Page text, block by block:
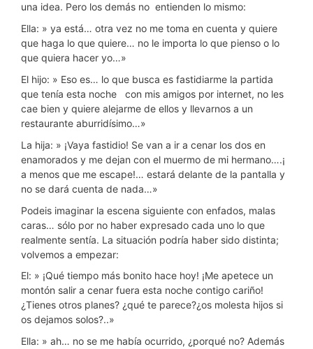
una idea. Pero los demás no entienden lo mismo:
Ella: » ya está… otra vez no me toma en cuenta y quiere
que haga lo que quiere… no le importa lo que pienso o lo
que quiera hacer yo…»
El hijo: » Eso es… lo que busca es fastidiarme la partida
que tenía esta noche con mis amigos por internet, no les
cae bien y quiere alejarme de ellos y llevarnos a un
restaurante aburridísimo…»
La hija: » ¡Vaya fastidio! Se van a ir a cenar los dos en
enamorados y me dejan con el muermo de mi hermano….¡
a menos que me escape!… estará delante de la pantalla y
no se dará cuenta de nada…»
Podeis imaginar la escena siguiente con enfados, malas
caras… sólo por no haber expresado cada uno lo que
realmente sentía. La situación podría haber sido distinta;
volvemos a empezar:
El: » ¡Qué tiempo más bonito hace hoy! ¡Me apetece un
montón salir a cenar fuera esta noche contigo cariño!
¿Tienes otros planes? ¿qué te parece?¿os molesta hijos si
os dejamos solos?..»
Ella: » ah… no se me había ocurrido, ¿porqué no? Además